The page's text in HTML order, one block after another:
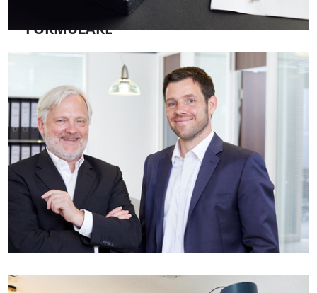
FORMULARE
ÜBERSICHT – KARRIERE
EINSTEIGEN, BITTE!
DIGITAL
AKTUELLES
ÜBERSICHT – AKTUELLES